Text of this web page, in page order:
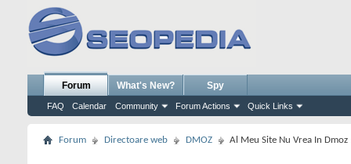
Forum
FAQ Calendar Community Forum Actions Quick Links
What's New? Spy
Forum Directoare web DMOZ Al Meu Site Nu Vrea In Dmoz